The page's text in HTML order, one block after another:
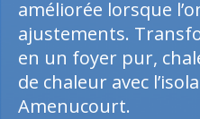
améliorée lorsque
ajustements.
en un foyer pur,
de chaleur avec
Amenucourt.